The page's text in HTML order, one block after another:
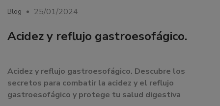
Barcelona.
Mejoramos
la
nutrición
personas
y
también
Blog 25/01/2024
Acidez y reflujo gastroesofágico.
Acidez y reflujo gastroesofágico. Descubre los
secretos para combatir la acidez y el reflujo
gastroesofágico y protege tu salud digestiva